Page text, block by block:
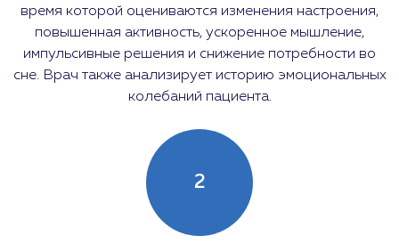
время которой оцениваются изменения настроения,
повышенная активность, ускоренное мышление,
импульсивные решения и снижение потребности во
сне. Врач также анализирует историю эмоциональных
колебаний пациента.
2